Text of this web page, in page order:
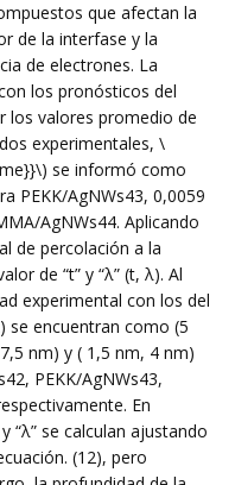
que afectan la
de la interfase y la
de electrones. La
los pronósticos del
los valores promedio de
experimentales, \
se informó como
PEKK/AgNWs43, 0,0059
AgNWs44. Aplicando
de percolación a la
de “t” y “λ” (t, λ). Al
experimental con los del
se encuentran como (5
nm) y ( 1,5 nm, 4 nm)
PEKK/AgNWs43,
En
“λ” se calculan ajustando
(12), pero